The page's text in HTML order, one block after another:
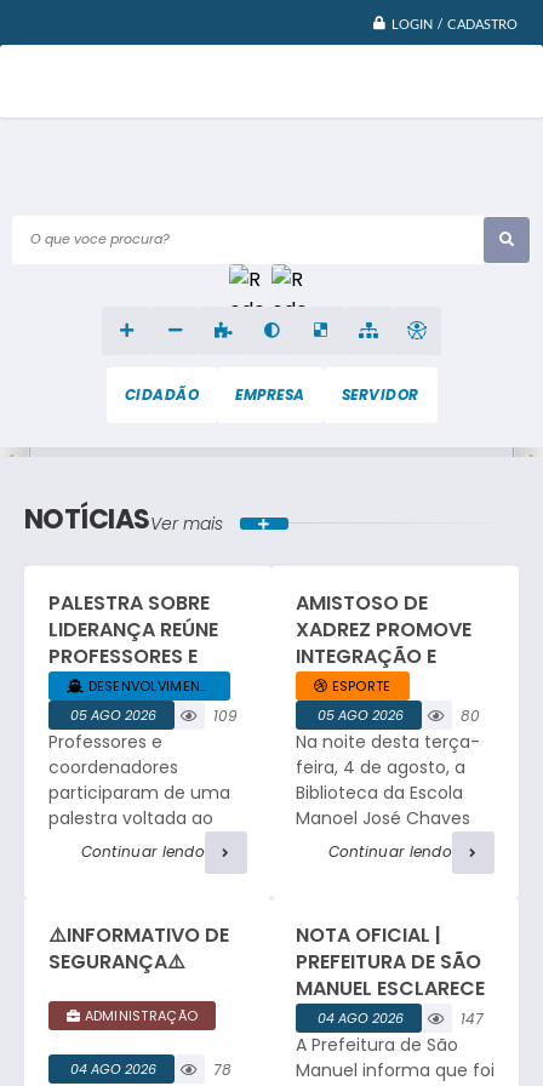
LOGIN / CADASTRO
O que voce procura?
CIDADÃO EMPRESA SERVIDOR
NOTÍCIASVer mais
PALESTRA SOBRE
LIDERANÇA REÚNE
PROFESSORES E
COORDENADORES
DA REDE MUNICIPAL
05 AGO 2026
DESENVOLVIMENTO... +1
109
ões
Professores e
coordenadores
participaram de uma
palestra voltada ao
desenvolvimento da
liderança no ambiente
troca de experiências
e atividades de
integração. César
Ribeiro, Consultor e
iniciou o encontro
Continuar lendo
AMISTOSO DE
XADREZ PROMOVE
INTEGRAÇÃO E
ESPÍRITO ESPORTIVO
EM SÃO MANUEL.
05 AGO 2026
ESPORTE
80
visualizaç
ões
Na noite desta terça-
feira, 4 de agosto, a
Biblioteca da Escola
Manoel José Chaves
sediou um amistoso
tradicional equipe de
São Manuel. O
encontro reuniu
enxadristas em
partidas de alto nível,
proporcionando a
Continuar lendo
⚠️INFORMATIVO DE
SEGURANÇA⚠️
04 AGO 2026
ADMINISTRAÇÃO
78
NOTA OFICIAL |
PREFEITURA DE SÃO
MANUEL ESCLARECE
OCORRÊNCIA DE
FURTO NO
CEMITÉRIO
04 AGO 2026
147
visualizaç
ões
A Prefeitura de São
Manuel informa que foi